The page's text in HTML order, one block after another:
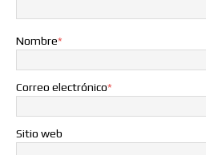
Nombre*
Correo electrónico*
Sitio web